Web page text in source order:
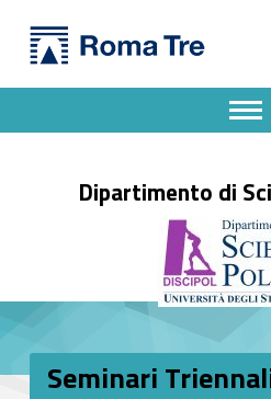
Seminari Triennali - Dipartimento di Scienze Politiche
Dipartimento di
Apri il
Header info sidebar
Seminari